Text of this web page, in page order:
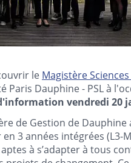
le Magistère
Paris Dauphine - PSL à
vendredi 20
de Gestion de
3 années intégrées (L3-
à s’adapter à tous